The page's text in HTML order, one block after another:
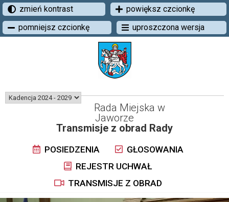
zmień kontrast
powiększ czcionkę
pomniejsz czcionkę
uproszczona wersja
Rada Miejska w
Jaworze
Transmisje z obrad Rady
POSIEDZENIA
GŁOSOWANIA
REJESTR UCHWAŁ
TRANSMISJE Z OBRAD